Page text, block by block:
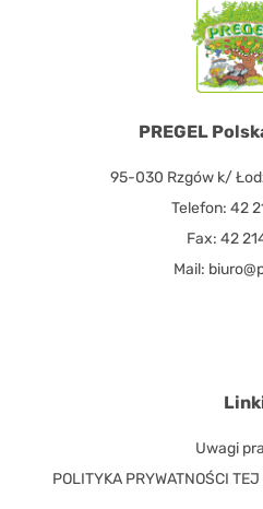
PREGEL
95-030 Rzgów k/
Telefon: 42
Fax: 42
Mail:
Uwagi
POLITYKA PRYWATNOŚCI